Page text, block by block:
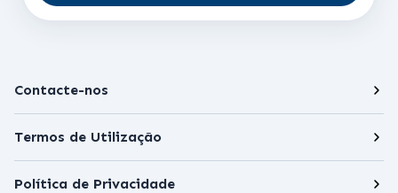
Contacte-nos
Termos de Utilização
Política de Privacidade